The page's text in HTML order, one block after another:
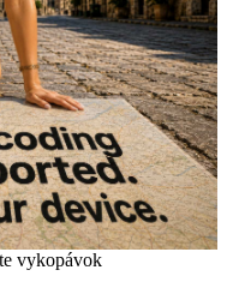
vykopávok